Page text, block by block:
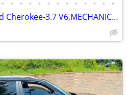
• • • • • • • • • • • • •
2010 Jeep Grand Cherokee-3.7 V6,MECHANICS SPECIAL,VERY CLEAN,123k